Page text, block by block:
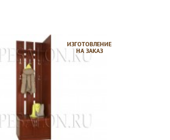
ИЗГОТОВЛЕНИЕ
НА ЗАКАЗ